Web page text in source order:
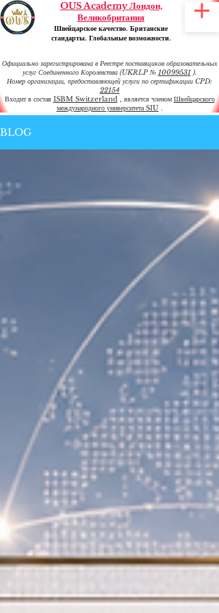
OUS Academy Лондон,
Великобритания
Швейцарское качество. Британские
стандарты. Глобальные возможности.
Официально зарегистрирована в Реестре поставщиков образовательных
услуг Соединенного Королевства (UKRLP № 10099531).
Номер организации, предоставляющей услуги по сертификации CPD:
22154
Входит в состав ISBM Switzerland, является членом Швейцарского
международного университета SIU.
BLOG